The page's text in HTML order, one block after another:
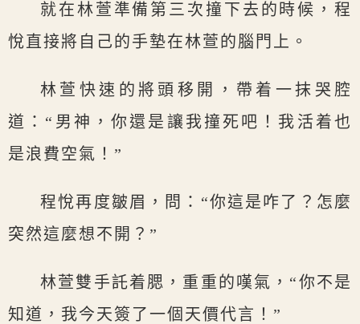
就在林萱準備第三次撞下去的時候，程
悅直接將自己的手墊在林萱的腦門上。
林萱快速的將頭移開，帶着一抹哭腔
道：“男神，你還是讓我撞死吧！我活着也
是浪費空氣！”
程悅再度皺眉，問：“你這是咋了？怎麼
突然這麼想不開？”
林萱雙手託着腮，重重的嘆氣，“你不是
知道，我今天簽了一個天價代言！”